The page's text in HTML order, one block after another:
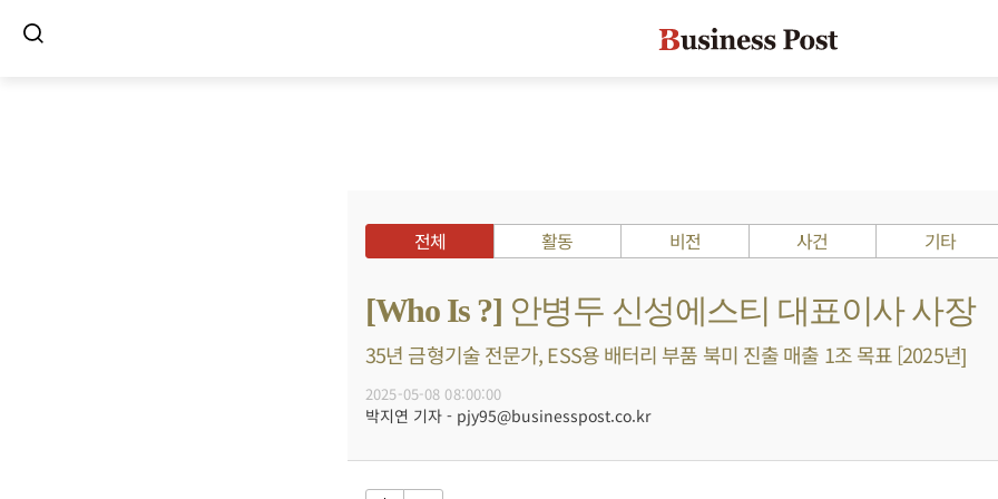
전체 활동 비전 사건 기타
[Who Is ?] 안병두 신성에스티 대표이사 사장
35년 금형기술 전문가, ESS용 배터리 부품 북미 진출 매출 1조 목표 [2025년]
2025-05-08 08:00:00
박지연 기자 - pjy95@businesspost.co.kr